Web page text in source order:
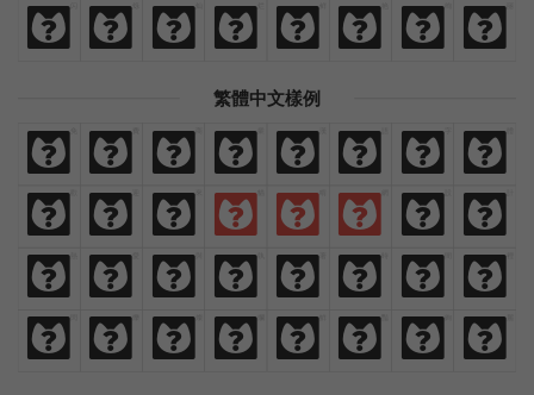
闪 烁 灿
灿 烂
烂 鲜 艳 绚
绚 丽
丽
繁體中文樣例
免 費 商 業 漢 語 字 體
歡 迎 來 貓 啃 網 設 計
熱 愛 與
與 執
執 著 時 間
間 裡
裡
閃 爍 燦
燦 爛
爛 鮮 豔 絢
絢 麗
麗